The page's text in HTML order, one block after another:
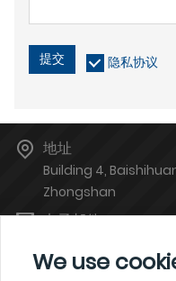
提交 隐私协议
地址
Building 4,
Zhongshan
电子邮件
电话
We use